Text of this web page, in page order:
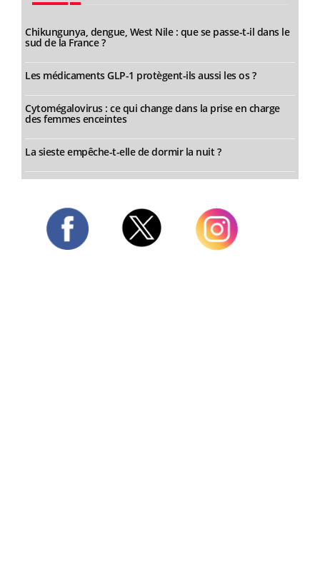
Chikungunya, dengue, West Nile : que se passe-t-il dans le
sud de la France ?
Les médicaments GLP-1 protègent-ils aussi les os ?
Cytomégalovirus : ce qui change dans la prise en charge
des femmes enceintes
La sieste empêche-t-elle de dormir la nuit ?